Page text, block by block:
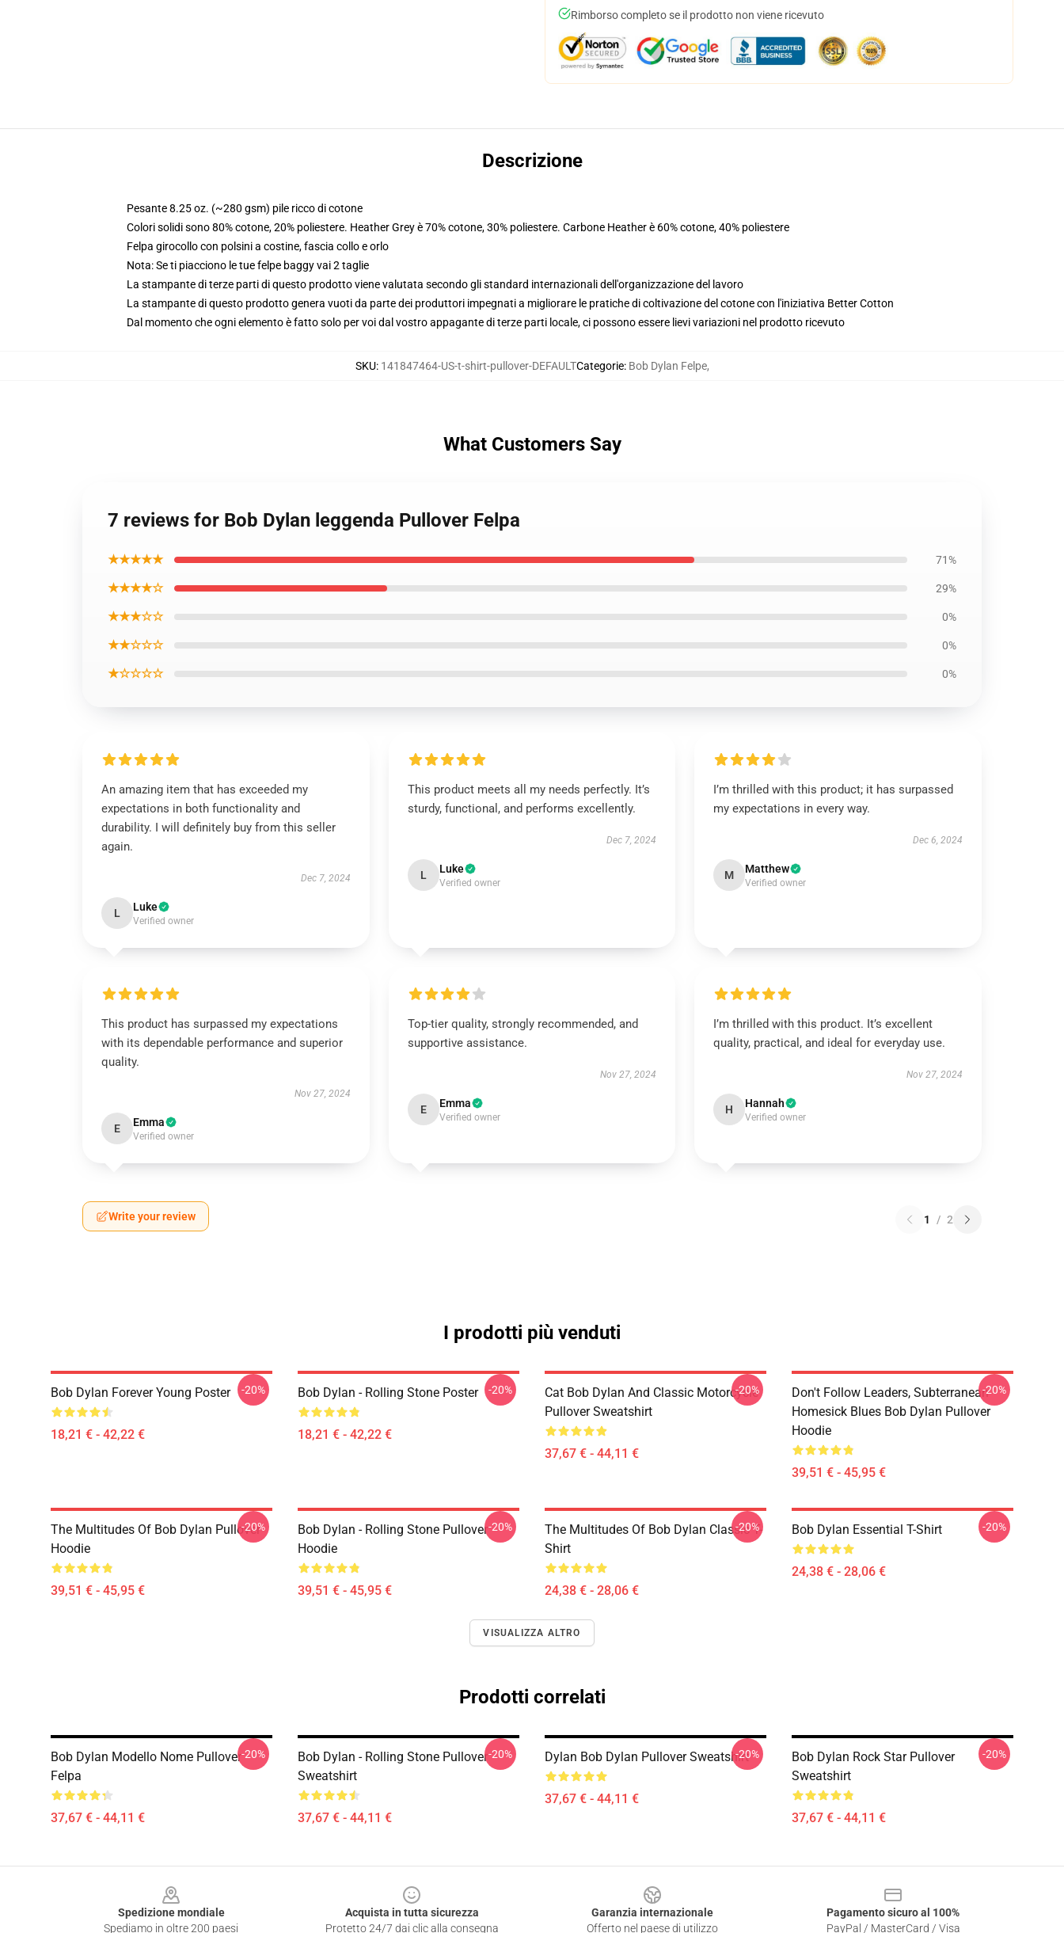
Rimborso completo se il prodotto non viene ricevuto
Descrizione
Pesante 8.25 oz. (~280 gsm) pile ricco di cotone
Colori solidi sono 80% cotone, 20% poliestere. Heather Grey è 70% cotone, 30% poliestere. Carbone Heather è 60% cotone, 40% poliestere
Felpa girocollo con polsini a costine, fascia collo e orlo
Nota: Se ti piacciono le tue felpe baggy vai 2 taglie
La stampante di terze parti di questo prodotto viene valutata secondo gli standard internazionali dell'organizzazione del lavoro
La stampante di questo prodotto genera vuoti da parte dei produttori impegnati a migliorare le pratiche di coltivazione del cotone con l'iniziativa Better Cotton
Dal momento che ogni elemento è fatto solo per voi dal vostro appagante di terze parti locale, ci possono essere lievi variazioni nel prodotto ricevuto
SKU: 141847464-US-t-shirt-pullover-DEFAULTCategorie: Bob Dylan Felpe,
What Customers Say
7 reviews for Bob Dylan leggenda Pullover Felpa
★★★★★ 71%
★★★★☆ 29%
★★★☆☆ 0%
★★☆☆☆ 0%
★☆☆☆☆ 0%
An amazing item that has exceeded my
expectations in both functionality and
durability. I will definitely buy from this seller
again.
Dec 7, 2024
L Luke
Verified owner
This product meets all my needs perfectly. It’s
sturdy, functional, and performs excellently.
Dec 7, 2024
L Luke
Verified owner
I’m thrilled with this product; it has surpassed
my expectations in every way.
Dec 6, 2024
M Matthew
Verified owner
This product has surpassed my expectations
with its dependable performance and superior
quality.
Nov 27, 2024
E Emma
Verified owner
Top-tier quality, strongly recommended, and
supportive assistance.
Nov 27, 2024
E Emma
Verified owner
I’m thrilled with this product. It’s excellent
quality, practical, and ideal for everyday use.
Nov 27, 2024
H Hannah
Verified owner
Write your review 1 / 2
I prodotti più venduti
Bob Dylan Forever Young Poster
18,21 € - 42,22 €
-20% Bob Dylan - Rolling Stone Poster
18,21 € - 42,22 €
-20%
Cat Bob Dylan And Classic Motorcycle
Pullover Sweatshirt
37,67 € - 44,11 €
-20%
Don't Follow Leaders, Subterranean
Homesick Blues Bob Dylan Pullover
Hoodie
39,51 € - 45,95 €
-20%
The Multitudes Of Bob Dylan Pullover
Hoodie
39,51 € - 45,95 €
-20%
Bob Dylan - Rolling Stone Pullover
Hoodie
39,51 € - 45,95 €
-20%
The Multitudes Of Bob Dylan Classic T-
Shirt
24,38 € - 28,06 €
-20% Bob Dylan Essential T-Shirt
24,38 € - 28,06 €
-20%
VISUALIZZA ALTRO
Prodotti correlati
Bob Dylan Modello Nome Pullover
Felpa
37,67 € - 44,11 €
-20%
Bob Dylan - Rolling Stone Pullover
Sweatshirt
37,67 € - 44,11 €
-20% Dylan Bob Dylan Pullover Sweatshirt
37,67 € - 44,11 €
-20%
Bob Dylan Rock Star Pullover
Sweatshirt
37,67 € - 44,11 €
-20%
Spedizione mondiale
Spediamo in oltre 200 paesi
Acquista in tutta sicurezza
Protetto 24/7 dai clic alla consegna
Garanzia internazionale
Offerto nel paese di utilizzo
Pagamento sicuro al 100%
PayPal / MasterCard / Visa